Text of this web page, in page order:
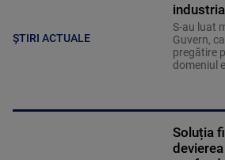
ȘTIRI ACTUALE
S-au luat
Guvern,
pregătire
domeniul
Soluția